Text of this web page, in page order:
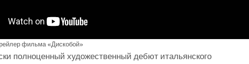
фильма «Дискобой»
полноценный художественный дебют итальянского